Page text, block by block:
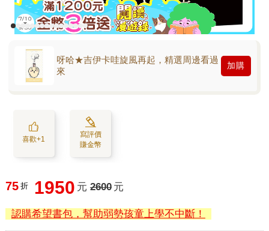
呀哈★吉伊卡哇旋風再起，精選周邊看過
來
加購
喜歡+1
寫評價
賺金幣
75 折 1950 元 2600 元
認購希望書包，幫助弱勢孩童上學不中斷！